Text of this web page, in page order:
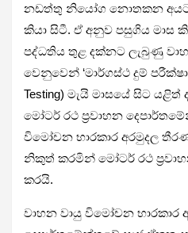
නඩත්තු නියෝග නොත­කන අයට
කියා සිටී. ඒ අනුව පසු­ගිය මාස
පද්ධ­තිය තුළ දක්නට ලැබුණු
වෙනු­වෙන් ‘මාර්ගස්ථ දුම්
Testing) මැයි මාසයේ සිට
මෝටර් රථ ප්‍රවා­හන
විමෝ­චන භාර­කාර අර­මු­දල
නිකුත් කර­මින් මෝටර් රථ
කරයි.
වාහන වායු විමෝ­චන භාර­කාර